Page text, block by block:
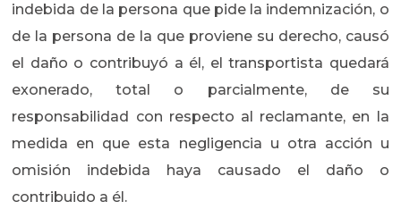
indebida de la persona que pide la indemnización, o
de la persona de la que proviene su derecho, causó
el daño o contribuyó a él, el transportista quedará
exonerado, total o parcialmente, de su
responsabilidad con respecto al reclamante, en la
medida en que esta negligencia u otra acción u
omisión indebida haya causado el daño o
contribuido a él.